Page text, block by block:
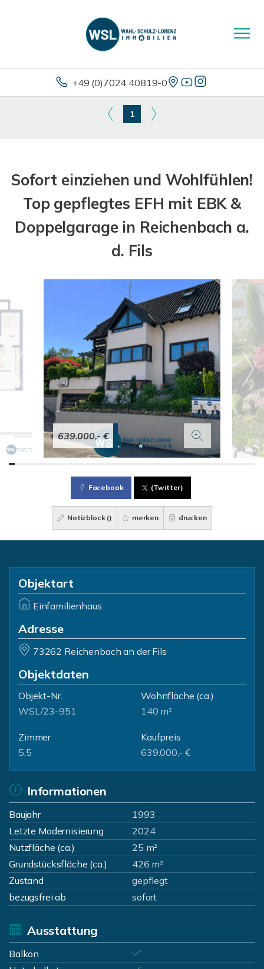
+49 (0)7024 40819-0
1
Sofort einziehen und Wohlfühlen!
Top gepflegtes EFH mit EBK &
Doppelgarage in Reichenbach a.
d. Fils
639.000,- €
Facebook (Twitter)
Notizblock () merken drucken
Objektart
Einfamilienhaus
Adresse
73262 Reichenbach an der Fils
Objektdaten
Objekt-Nr.
WSL/23-951
Wohnfläche (ca.)
140 m²
Zimmer
5,5
Kaufpreis
639.000,- €
Informationen
Baujahr
1993
Letzte Modernisierung
2024
Nutzfläche (ca.)
25 m²
Grundstücksfläche (ca.)
426 m²
Zustand
gepflegt
bezugsfrei ab
sofort
Ausstattung
Balkon